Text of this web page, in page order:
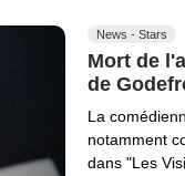
News - Stars
Mort de
de
La
notamment
dans "Les